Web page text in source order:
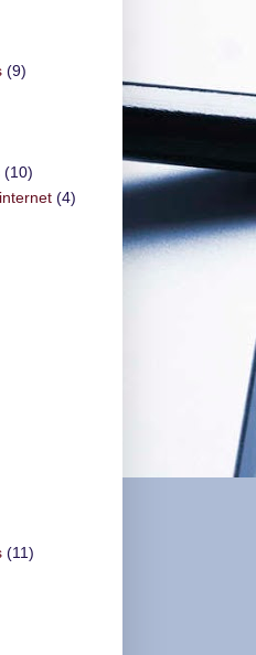
(9)
(10)
(4)
(11)